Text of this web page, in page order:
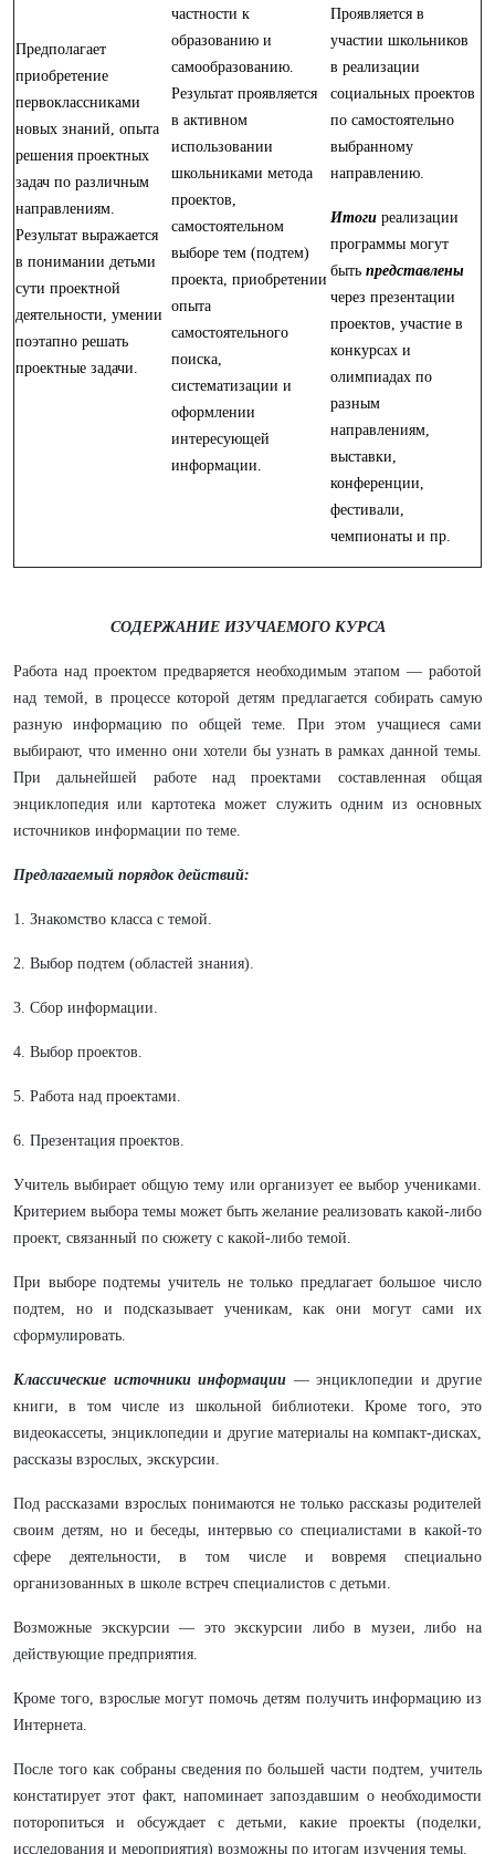
Предполагает
приобретение
первоклассниками
новых знаний, опыта
решения проектных
задач по различным
направлениям.
Результат выражается
в понимании детьми
сути проектной
деятельности, умении
поэтапно решать
проектные задачи.
частности к
образованию и
самообразованию.
Результат проявляется
в активном
использовании
школьниками метода
проектов,
самостоятельном
выборе тем (подтем)
проекта, приобретении
опыта
самостоятельного
поиска,
систематизации и
оформлении
интересующей
информации.
Проявляется в
участии школьников
в реализации
социальных проектов
по самостоятельно
выбранному
направлению.
Итоги реализации
программы могут
быть представлены
через презентации
проектов, участие в
конкурсах и
олимпиадах по
разным
направлениям,
выставки,
конференции,
фестивали,
чемпионаты и пр.
СОДЕРЖАНИЕ ИЗУЧАЕМОГО КУРСА
Работа над проектом предваряется необходимым этапом — работой
над темой, в процессе которой детям предлагается собирать самую
разную информацию по общей теме. При этом учащиеся сами
выбирают, что именно они хотели бы узнать в рамках данной темы.
При дальнейшей работе над проектами составленная общая
энциклопедия или картотека может служить одним из основных
источников информации по теме.
Предлагаемый порядок действий:
1. Знакомство класса с темой.
2. Выбор подтем (областей знания).
3. Сбор информации.
4. Выбор проектов.
5. Работа над проектами.
6. Презентация проектов.
Учитель выбирает общую тему или организует ее выбор учениками.
Критерием выбора темы может быть желание реализовать какой-либо
проект, связанный по сюжету с какой-либо темой.
При выборе подтемы учитель не только предлагает большое число
подтем, но и подсказывает ученикам, как они могут сами их
сформулировать.
Классические источники информации — энциклопедии и другие
книги, в том числе из школьной библиотеки. Кроме того, это
видеокассеты, энциклопедии и другие материалы на компакт-дисках,
рассказы взрослых, экскурсии.
Под рассказами взрослых понимаются не только рассказы родителей
своим детям, но и беседы, интервью со специалистами в какой-то
сфере деятельности, в том числе и вовремя специально
организованных в школе встреч специалистов с детьми.
Возможные экскурсии — это экскурсии либо в музеи, либо на
действующие предприятия.
Кроме того, взрослые могут помочь детям получить информацию из
Интернета.
После того как собраны сведения по большей части подтем, учитель
констатирует этот факт, напоминает запоздавшим о необходимости
поторопиться и обсуждает с детьми, какие проекты (поделки,
исследования и мероприятия) возможны по итогам изучения темы.